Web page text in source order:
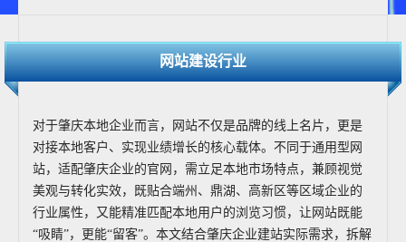
网站建设行业
对于肇庆本地企业而言，网站不仅是品牌的线上名片，更是
对接本地客户、实现业绩增长的核心载体。不同于通用型网
站，适配肇庆企业的官网，需立足本地市场特点，兼顾视觉
美观与转化实效，既贴合端州、鼎湖、高新区等区域企业的
行业属性，又能精准匹配本地用户的浏览习惯，让网站既能
“吸睛”，更能“留客”。本文结合肇庆企业建站实际需求，拆解